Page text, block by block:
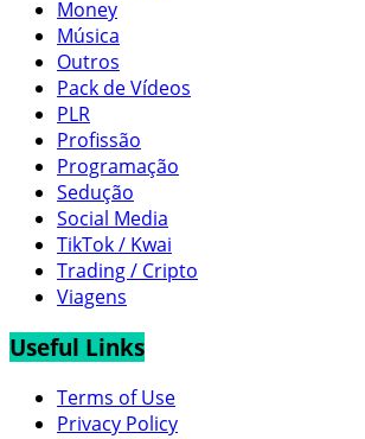
Money
Música
Outros
Pack de Vídeos
PLR
Profissão
Programação
Sedução
Social Media
TikTok / Kwai
Trading / Cripto
Viagens
Useful Links
Terms of Use
Privacy Policy